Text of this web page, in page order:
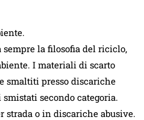
sempre la filosofia del riciclo,
I materiali di scarto
smaltiti presso discariche
secondo categoria.
strada o in discariche abusive.